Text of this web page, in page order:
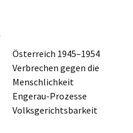
Öster­reich 1945–1954
Verbre­chen gegen die
Menschlichkeit
Engerau-Prozesse
Volksgerichtsbarkeit